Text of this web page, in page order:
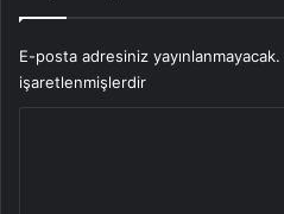
E-posta adresiniz yayınlanmayacak.
işaretlenmişlerdir